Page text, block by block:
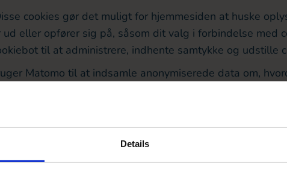
Details
cookies gør det muligt for hjemmesiden at huske
ud eller opfører sig på, såsom dit valg i forbindelse med
til at administrere, indhente samtykke og udstille
Matomo til at indsamle anonymiserede data om,
forbedre den.
afhængigt af deres formål. Nogle cookies
aktive i længere perioder.